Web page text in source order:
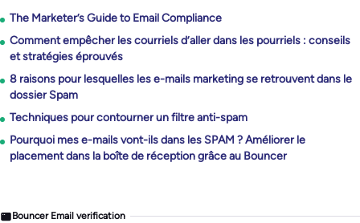
The Marketer’s Guide to Email Compliance
Comment empêcher les courriels d’aller dans les pourriels : conseils
et stratégies éprouvés
8 raisons pour lesquelles les e-mails marketing se retrouvent dans le
dossier Spam
Techniques pour contourner un filtre anti-spam
Pourquoi mes e-mails vont-ils dans les SPAM ? Améliorer le
placement dans la boîte de réception grâce au Bouncer
Bouncer Email verification